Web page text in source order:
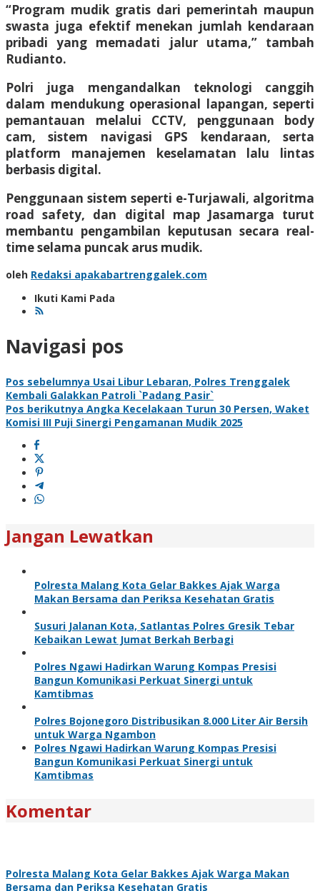
“Program mudik gratis dari pemerintah maupun
swasta juga efektif menekan jumlah kendaraan
pribadi yang memadati jalur utama,” tambah
Rudianto.
Polri juga mengandalkan teknologi canggih
dalam mendukung operasional lapangan, seperti
pemantauan melalui CCTV, penggunaan body
cam, sistem navigasi GPS kendaraan, serta
platform manajemen keselamatan lalu lintas
berbasis digital.
Penggunaan sistem seperti e-Turjawali, algoritma
road safety, dan digital map Jasamarga turut
membantu pengambilan keputusan secara real-
time selama puncak arus mudik.
oleh Redaksi apakabartrenggalek.com
Ikuti Kami Pada
Navigasi pos
Pos sebelumnya Usai Libur Lebaran, Polres Trenggalek
Kembali Galakkan Patroli `Padang Pasir`
Pos berikutnya Angka Kecelakaan Turun 30 Persen, Waket
Komisi III Puji Sinergi Pengamanan Mudik 2025
Jangan Lewatkan
Polresta Malang Kota Gelar Bakkes Ajak Warga
Makan Bersama dan Periksa Kesehatan Gratis
Susuri Jalanan Kota, Satlantas Polres Gresik Tebar
Kebaikan Lewat Jumat Berkah Berbagi
Polres Ngawi Hadirkan Warung Kompas Presisi
Bangun Komunikasi Perkuat Sinergi untuk
Kamtibmas
Polres Bojonegoro Distribusikan 8.000 Liter Air Bersih
untuk Warga Ngambon
Polres Ngawi Hadirkan Warung Kompas Presisi
Bangun Komunikasi Perkuat Sinergi untuk
Kamtibmas
Komentar
Polresta Malang Kota Gelar Bakkes Ajak Warga Makan
Bersama dan Periksa Kesehatan Gratis